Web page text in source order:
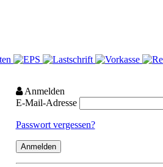
Anmelden
E-Mail-Adresse
Passwort vergessen?